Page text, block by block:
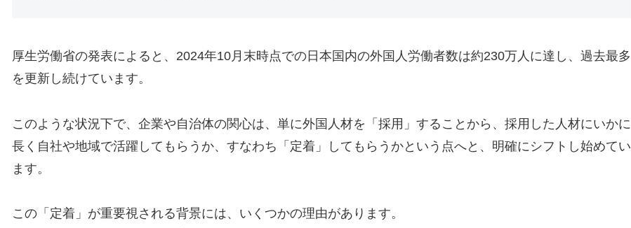
厚生労働省の発表によると、2024年10月末時点での日本国内の外国人労働者数は約230万人に達し、過去最多
を更新し続けています。
このような状況下で、企業や自治体の関心は、単に外国人材を「採用」することから、採用した人材にいかに
長く自社や地域で活躍してもらうか、すなわち「定着」してもらうかという点へと、明確にシフトし始めてい
ます。
この「定着」が重要視される背景には、いくつかの理由があります。